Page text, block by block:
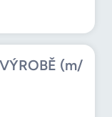
(m/